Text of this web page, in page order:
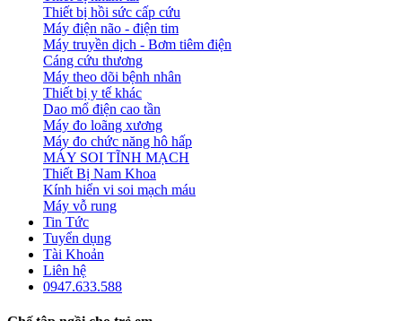
Thiết bị hồi sức cấp cứu
Máy điện não - điện tim
Máy truyền dịch - Bơm tiêm điện
Cáng cứu thương
Máy theo dõi bệnh nhân
Thiết bị y tế khác
Dao mổ điện cao tần
Máy đo loãng xương
Máy đo chức năng hô hấp
MÁY SOI TĨNH MẠCH
Thiết Bị Nam Khoa
Kính hiển vi soi mạch máu
Máy vỗ rung
Tin Tức
Tuyển dụng
Tài Khoản
Liên hệ
0947.633.588